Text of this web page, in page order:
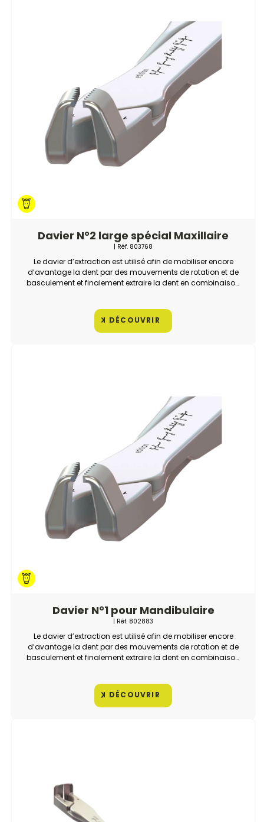
Davier N°2 large spécial Maxillaire
| Réf. 803768
Le davier d’extraction est utilisé afin de mobiliser encore
d’avantage la dent par des mouvements de rotation et de
basculement et finalement extraire la dent en combinaison
DÉCOUVRIR
Davier N°1 pour Mandibulaire
| Réf. 802883
Le davier d’extraction est utilisé afin de mobiliser encore
d’avantage la dent par des mouvements de rotation et de
basculement et finalement extraire la dent en combinaison
DÉCOUVRIR